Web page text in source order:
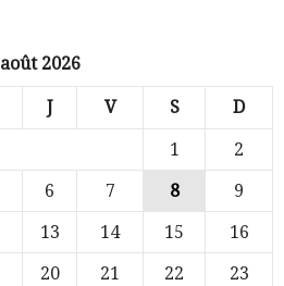
août 2026
J V S D
1
2
6 7 8
9
13 14 15
16
20 21 22
23